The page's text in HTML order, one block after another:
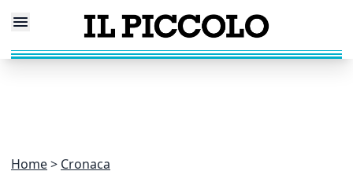
Home Cronaca